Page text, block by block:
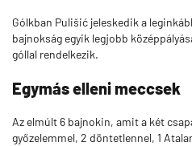
Gólkban Pulišić jeleskedik a
bajnokság egyik legjobb
góllal rendelkezik.
Egymás elleni meccsek
Az elmúlt 6 bajnokin, amit a két
győzelemmel, 2 döntetlennel, 1